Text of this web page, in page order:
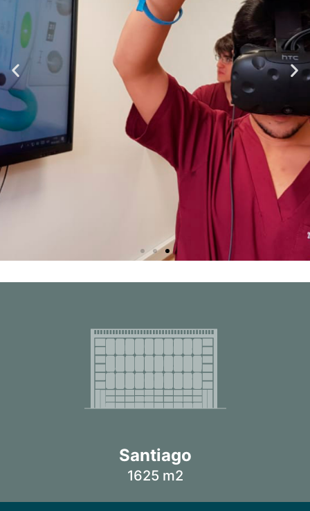
Virtual en radiología
Santiago
1625 m2